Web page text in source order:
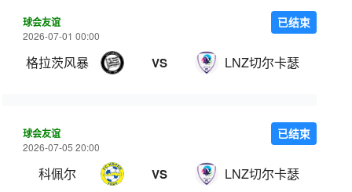
球会友谊
2026-07-01 00:00
格拉茨风暴 VS LNZ切尔卡瑟
已结束
球会友谊
2026-07-05 20:00
科佩尔 VS LNZ切尔卡瑟
已结束